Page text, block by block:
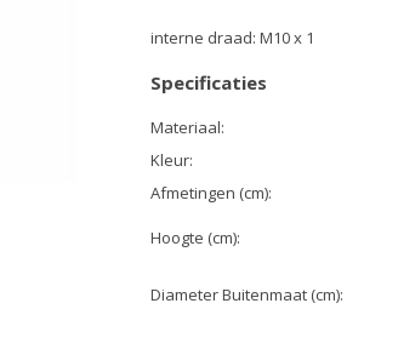
interne draad: M10 x 1
Specificaties
Materiaal:
Kleur:
Afmetingen (cm):
Hoogte (cm):
Diameter Buitenmaat (cm):